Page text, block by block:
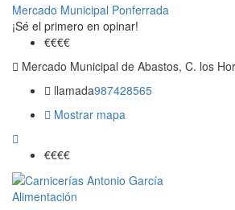
Mercado Municipal Ponferrada
¡Sé el primero en opinar!
€€€€
Mercado Municipal de Abastos, C. los
llamada987428565
Mostrar mapa
€€€€
Alimentación